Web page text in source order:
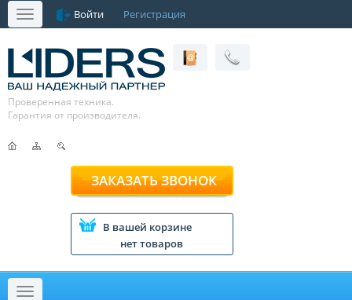
Меню Войти Регистрация
Проверенная техника.
Гарантия от производителя.
ЗАКАЗАТЬ ЗВОНОК
В вашей корзине
нет товаров
Меню